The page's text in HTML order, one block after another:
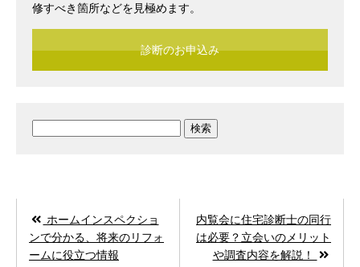
修すべき箇所などを見極めます。
診断のお申込み
ホームインスペクショ
ンで分かる、将来のリフォ
ームに役立つ情報
内覧会に住宅診断士の同行
は必要？立会いのメリット
や調査内容を解説！